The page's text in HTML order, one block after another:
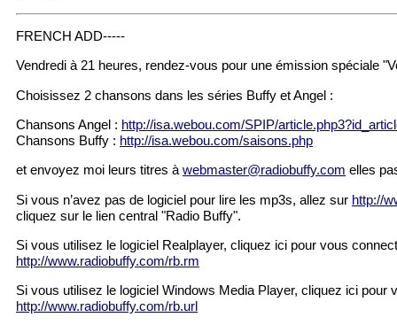
FRENCH ADD-----
Vendredi à 21 heures, rendez-vous pour une émission spéciale
Choisissez 2 chansons dans les séries Buffy et Angel :
Chansons Angel : http://isa.webou.com/SPIP/
Chansons Buffy : http://isa.webou.com/saisons.php
et envoyez moi leurs titres à webmaster@radiobuffy.com elles
Si vous n’avez pas de logiciel pour lire les mp3s, allez sur http://
cliquez sur le lien central "Radio Buffy".
Si vous utilisez le logiciel Realplayer, cliquez ici pour vous
http://www.radiobuffy.com/rb.rm
Si vous utilisez le logiciel Windows Media Player, cliquez ici pour
http://www.radiobuffy.com/rb.url